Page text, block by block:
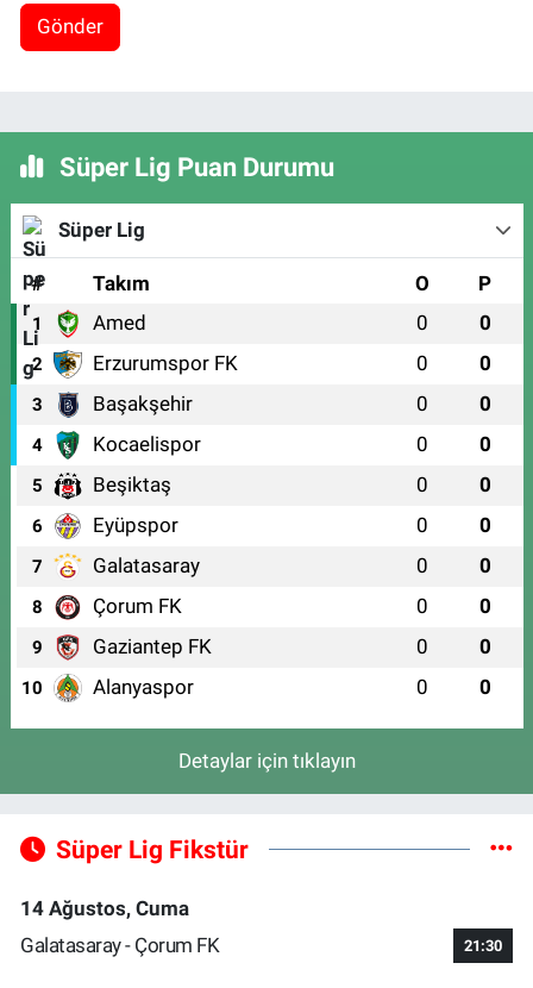
Gönder
Süper Lig Puan Durumu
Süper Lig
# Takım O P
1 Amed 0 0
2 Erzurumspor FK 0 0
3 Başakşehir 0 0
4 Kocaelispor 0 0
5 Beşiktaş 0 0
6 Eyüpspor 0 0
7 Galatasaray 0 0
8 Çorum FK 0 0
9 Gaziantep FK 0 0
10 Alanyaspor 0 0
Detaylar için tıklayın
Süper Lig Fikstür
14 Ağustos, Cuma
Galatasaray - Çorum FK
21:30